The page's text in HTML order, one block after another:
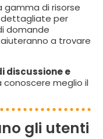
gamma di risorse
dettagliate per
domande
a trovare
discussione e
conoscere meglio il
gli utenti